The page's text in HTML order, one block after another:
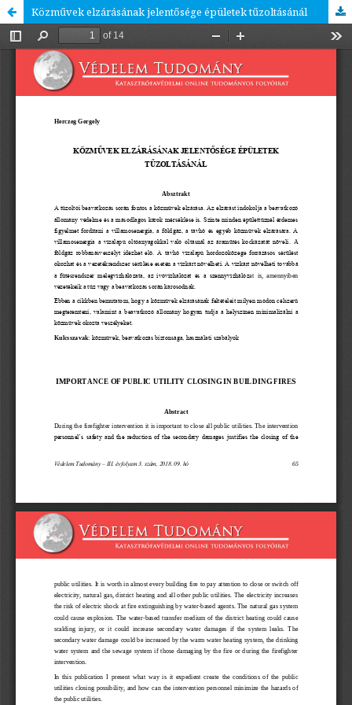
Közművek elzárásának jelentősége épületek tűzoltásánál